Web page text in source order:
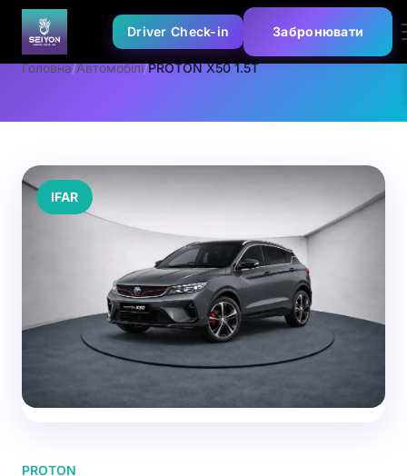
Driver Check-in Забронювати
Головна/Автомобілі/PROTON X50 1.5T
IFAR
PROTON